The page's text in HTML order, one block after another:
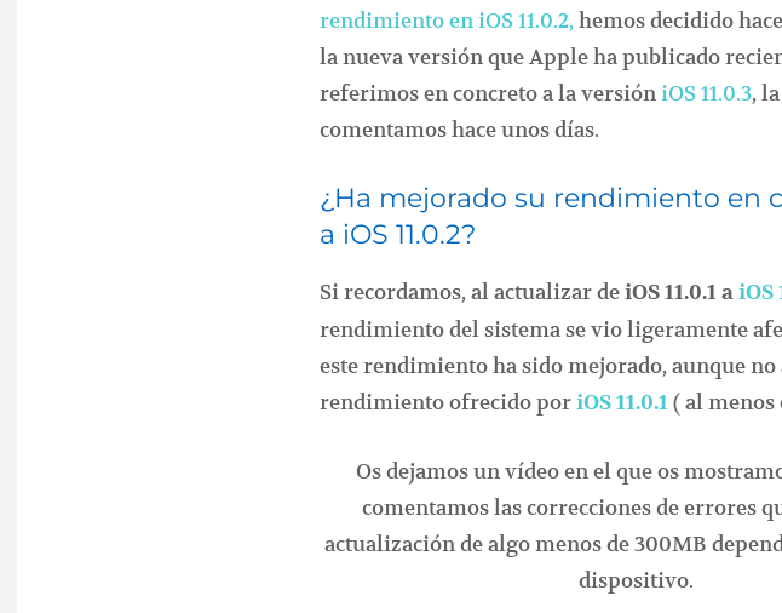
rendimiento en iOS 11.0.2,hemos decidido
la nueva versión que Apple ha publicado
referimos en concreto a la versióniOS 11.0.3,
comentamos hace unos días.
¿Ha mejorado su rendimiento en
a iOS 11.0.2?
Si recordamos, al actualizar deiOS 11.0.1 aiOS
rendimiento del sistema se vio ligeramente
este rendimiento ha sido mejorado, aunque no
rendimiento ofrecido poriOS 11.0.1 ( al
Os dejamos un vídeo en el que os
comentamos las correcciones de errores
actualización de algo menos de 300MB
dispositivo.